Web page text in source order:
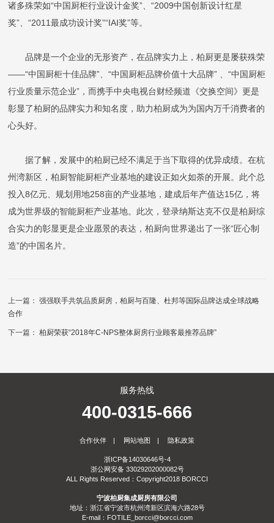
诸多殊荣如“中国厨柜行业设计金奖”、“2009中国创新设计红星
奖”、“2011最成功设计奖”“IAI奖”等。
品牌是一个企业的无形资产，在品牌实力上，柏厨更是屡获殊荣
——“中国厨柜十佳品牌”、“中国厨柜品牌价值十大品牌” 、“中国厨柜
行业质量示范企业”，而携手中央电视台财经频道《交换空间》更是
彰显了柏厨的品牌实力和知名度，助力柏厨成为为国内万千消费者的
心头好。
据了解，发展中的柏厨已经不满足于当下取得的优异成绩。在杭
州湾新区，柏厨智能厨柜产业基地的建设正如火如荼的开展。此个总
投入8亿元、规划用地258亩的产业基地，建成后年产值达15亿，将
成为世界级的智能厨柜产业基地。此次，登录纳斯达克不仅是柏厨综
合实力的彰显更是企业愿景的表达，柏厨向世界递出了一张“匠心制
造”的中国名片。
上一篇：强强联手共筑品质厨房，柏厨与百隆、杜邦等国际品牌达成全球战略
合作
下一篇：柏厨荣获“2018年C-NPS整体厨房行业顾客最推荐品牌”
服务热线
400-0315-666
合作伙伴 网站地图 隐私政策
浙ICP备14030646号-4
浙公网安备 33029202000082号
ALL Rights Reserved：Copyright2018 BORCCI
宁波柏厨集成厨房有限公司
地址：浙江省宁波市杭州湾新区滨海六路28号
E-mail：FOTILE_borcci@borcci.com